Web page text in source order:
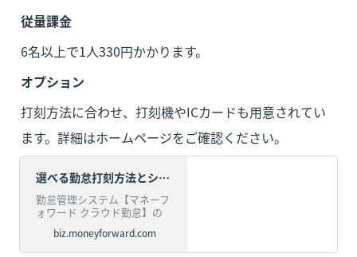
従量課金
6名以上で1人330円かかります。
オプション
打刻方法に合わせ、打刻機やICカードも用意されてい
ます。詳細はホームページをご確認ください。
選べる勤怠打刻方法とシステム | マネーフォワード クラウド勤怠
勤怠管理システム【マネーフ
ォワード クラウド勤怠】の
のWeb打刻をはじめ、ネット
ワーク対応ICカードリーダー
biz.moneyforward.com